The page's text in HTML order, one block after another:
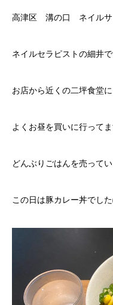
高津区 溝の口 ネイルサ
ネイルセラピストの細井
お店から近くの二坪食堂に
よくお昼を買いに行って
どんぶりごはんを売って
この日は豚カレー丼でし